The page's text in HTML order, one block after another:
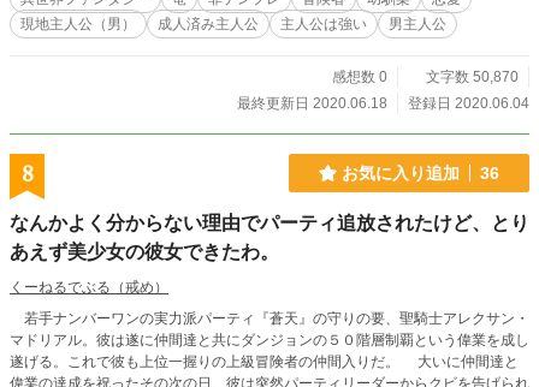
現地主人公（男）
成人済み主人公 主人公は強い 男主人公
感想数 0
文字数 50,870
最終更新日 2020.06.18
登録日 2020.06.04
8 お気に入り追加 36
なんかよく分からない理由でパーティ追放されたけど、とり
あえず美少女の彼女できたわ。
くーねるでぶる（戒め）
若手ナンバーワンの実力派パーティ『蒼天』の守りの要、聖騎士アレクサン・
マドリアル。彼は遂に仲間達と共にダンジョンの５０階層制覇という偉業を成し
遂げる。これで彼も上位一握りの上級冒険者の仲間入りだ。 大いに仲間達と
偉業の達成を祝ったその次の日、彼は突然パーティリーダーからクビを告げられ